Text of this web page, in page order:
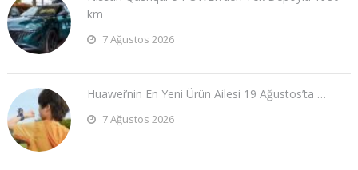
km
7 Ağustos 2026
Huawei’nin En Yeni Ürün Ailesi 19 Ağustos’ta …
7 Ağustos 2026